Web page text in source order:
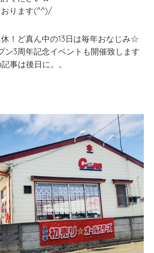
おります(^^)/
！ど真ん中の13日は毎年おなじみ☆
ン3周年記念イベントも開催致します
事は後日に。。